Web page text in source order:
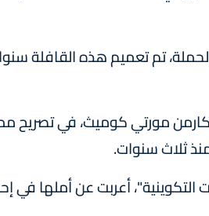
مورتي كوميث، في تصريح
منذ ثلاث سنوات.
أعربت عن أملها في